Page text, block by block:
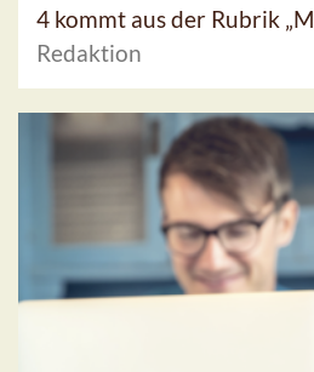
4 kommt aus der Rubrik
Redaktion